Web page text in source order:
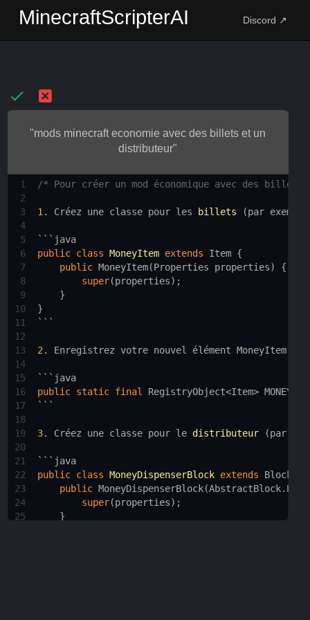
MinecraftScripterAI Discord ↗
"mods minecraft economie avec des billets et un
distributeur"
1
/* Pour créer un mod économique avec des
2
3
1. Créez une classe pour les billets (par exemple
4
5
```java
6
public class MoneyItem extends Item {
7
public MoneyItem(Properties properties) {
8
super(properties);
9
    }
10
}
11
```
12
13
2. Enregistrez votre nouvel élément MoneyItem
14
15
```java
16
public static final RegistryObject<Item>
17
```
18
19
3. Créez une classe pour le distributeur (par
20
21
```java
22
public class MoneyDispenserBlock extends Block
23
public MoneyDispenserBlock(AbstractBlock.
24
super(properties);
25
    }